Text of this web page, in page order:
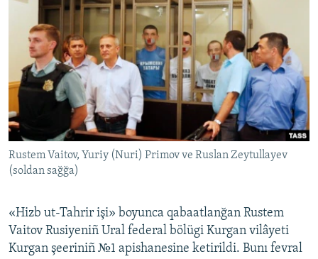
SÜRET
BLOGLAR
FİKİR
Русский
Українською
QOŞULIÑIZ!
RFE/RS bütün saytları
Rustem Vaitov, Yuriy (Nuri) Primov ve Ruslan Zeytullayev
(soldan sağğa)
«Hizb ut-Tahrir işi» boyunca qabaatlanğan Rustem
Vaitov Rusiyeniñ Ural federal bölügi Kurgan vilâyeti
Kurgan şeeriniñ №1 apishanesine ketirildi. Bunı fevral